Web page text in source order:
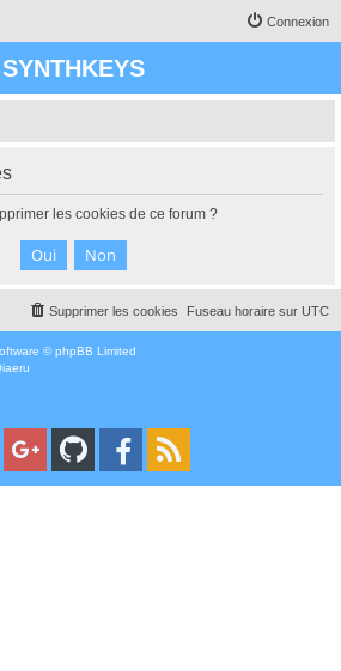
Connexion
SYNTHKEYS
les cookies de ce forum ?
Fuseau horaire sur UTC
Supprimer les cookies
© phpBB Limited